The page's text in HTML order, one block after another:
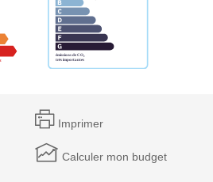
Imprimer
Calculer mon budget